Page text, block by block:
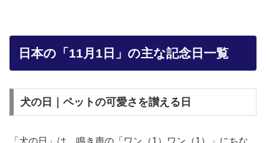
日本の「11月1日」の主な記念日一覧
犬の日｜ペットの可愛さを讃える日
「犬の日」は、鳴き声の「ワン（1）ワン（1）」にちな